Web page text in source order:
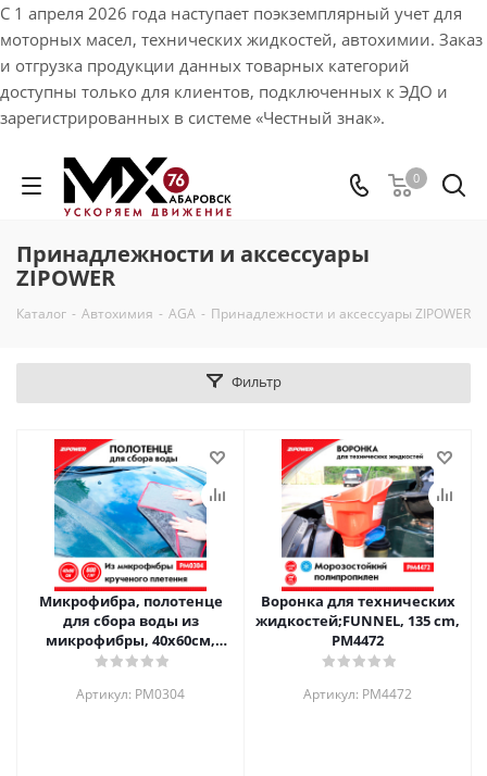
С 1 апреля 2026 года наступает поэкземплярный учет для
моторных масел, технических жидкостей, автохимии. Заказ
и отгрузка продукции данных товарных категорий
доступны только для клиентов, подключенных к ЭДО и
зарегистрированных в системе «Честный знак».
0
Принадлежности и аксессуары
ZIPOWER
Каталог - Автохимия - AGA - Принадлежности и аксессуары ZIPOWER
Фильтр
Микрофибра, полотенце
для сбора воды из
микрофибры, 40х60см,
PM0304
Артикул: PM0304
Воронка для технических
жидкостей;FUNNEL, 135 cm,
PM4472
Артикул: PM4472